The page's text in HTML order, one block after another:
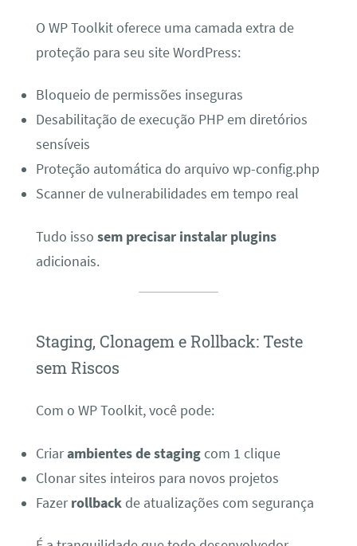
O WP Toolkit oferece uma camada extra de
proteção para seu site WordPress:
Bloqueio de permissões inseguras
Desabilitação de execução PHP em diretórios
sensíveis
Proteção automática do arquivo wp-config.php
Scanner de vulnerabilidades em tempo real
Tudo isso sem precisar instalar plugins
adicionais.
Staging, Clonagem e Rollback: Teste
sem Riscos
Com o WP Toolkit, você pode:
Criarambientes de stagingcom 1 clique
Clonar sites inteiros para novos projetos
Fazerrollbackde atualizações com segurança